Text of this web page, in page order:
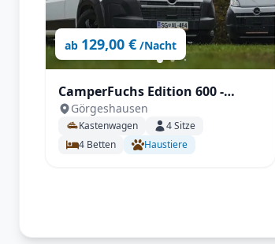
ab 129,00 € /Nacht
CamperFuchs Edition 600 -
Aufstelldach, innovatives
Design, hochwertig verarbeitet
mit vielen Extras
Görgeshausen
Kastenwagen 4Sitze
4 Betten Haustiere